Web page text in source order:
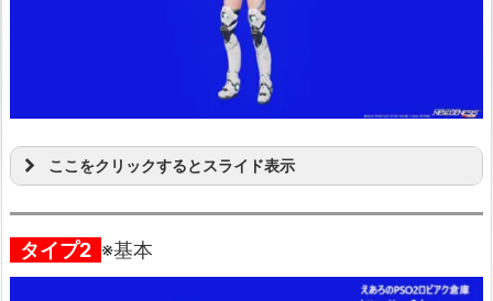
ここをクリックするとスライド表示
タイプ2 ※基本